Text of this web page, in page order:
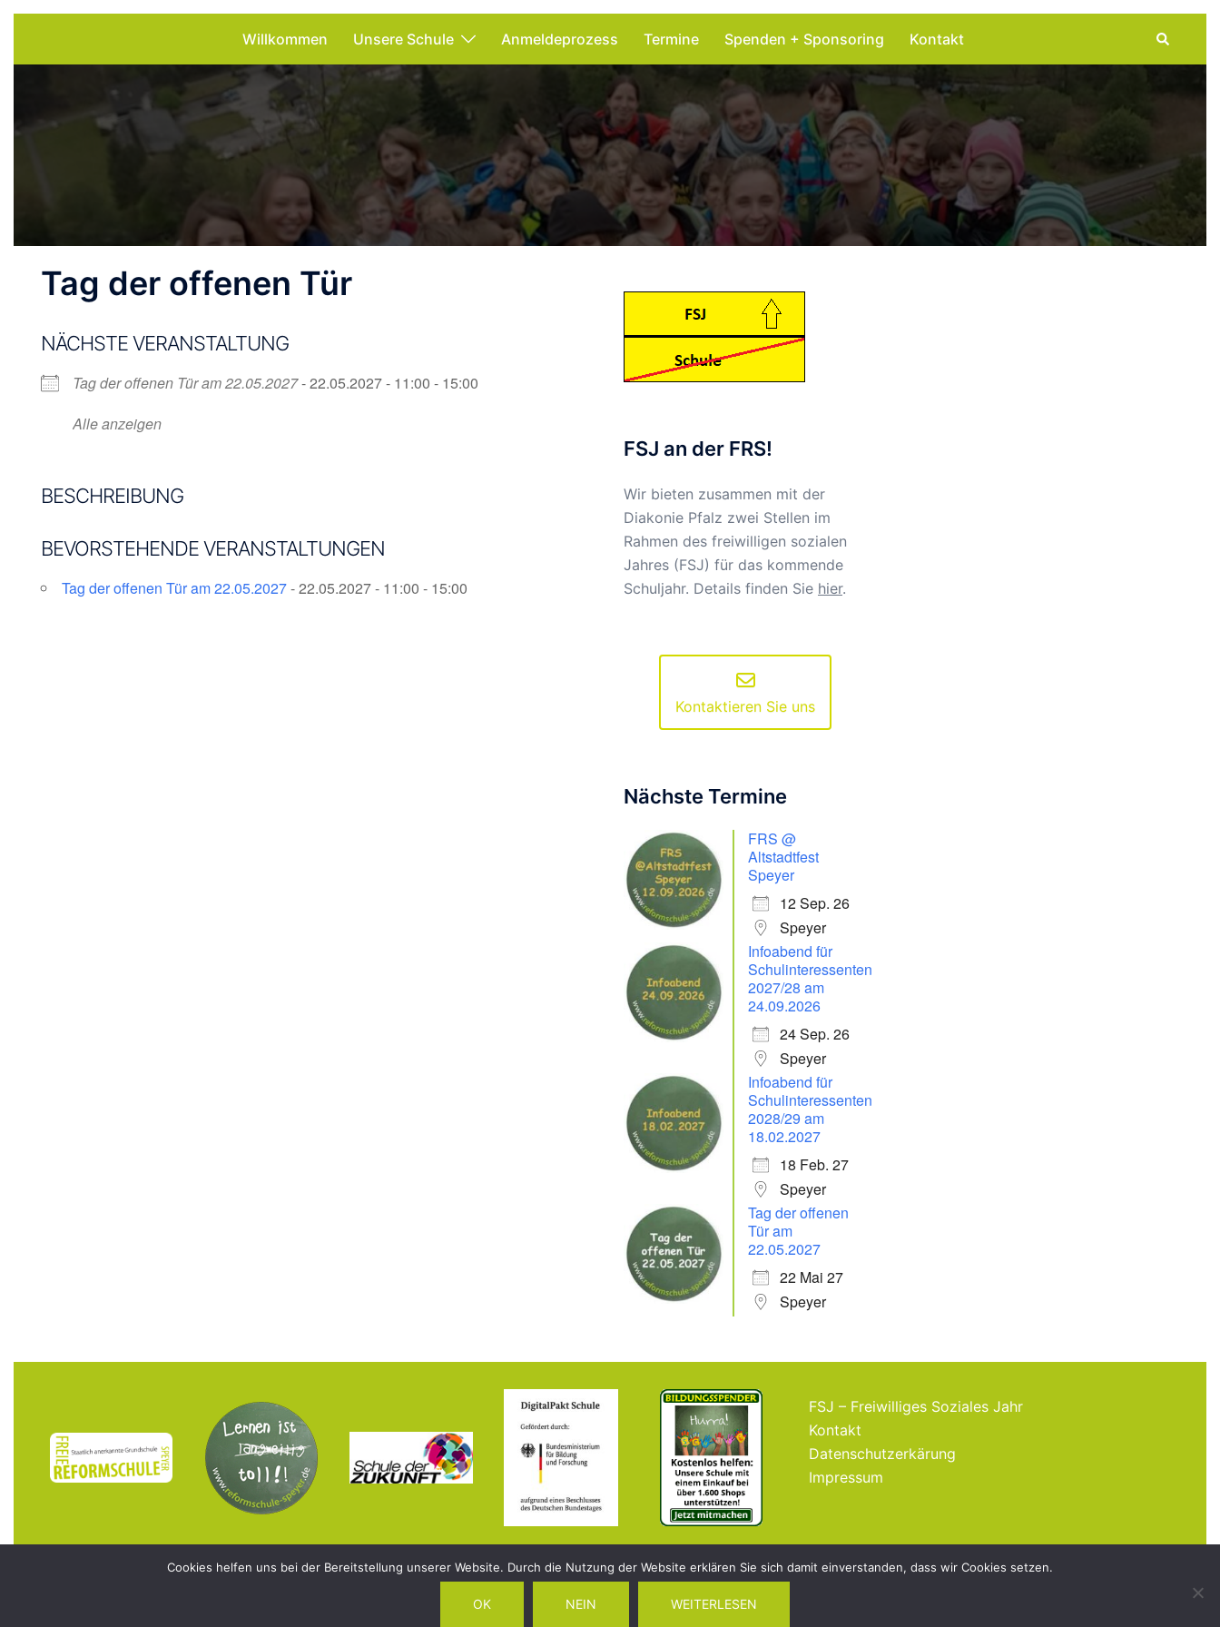
Willkommen Unsere Schule Anmeldeprozess Termine Spenden + Sponsoring Kontakt Suche
Tag der offenen Tür
NÄCHSTE VERANSTALTUNG
Tag der offenen Tür am 22.05.2027- 22.05.2027 - 11:00 - 15:00
Alle anzeigen
BESCHREIBUNG
BEVORSTEHENDE VERANSTALTUNGEN
Tag der offenen Tür am 22.05.2027- 22.05.2027 - 11:00 - 15:00
FSJ an der FRS!
Wir bieten zusammen mit der
Diakonie Pfalz zwei Stellen im
Rahmen des freiwilligen sozialen
Jahres (FSJ) für das kommende
Schuljahr. Details finden Sie hier.
Kontaktieren Sie uns
Nächste Termine
FRS @
Altstadtfest
Speyer
12 Sep. 26
Speyer
Infoabend für
Schulinteressenten
2027/28 am
24.09.2026
24 Sep. 26
Speyer
Infoabend für
Schulinteressenten
2028/29 am
18.02.2027
18 Feb. 27
Speyer
Tag der offenen
Tür am
22.05.2027
22 Mai 27
Speyer
FSJ – Freiwilliges Soziales Jahr
Kontakt
Datenschutzerkärung
Impressum
Cookies helfen uns bei der Bereitstellung unserer Website. Durch die Nutzung der Website erklären Sie sich damit einverstanden, dass wir Cookies setzen.
OK NEIN WEITERLESEN